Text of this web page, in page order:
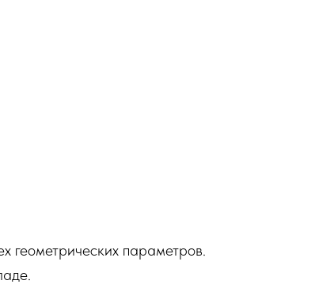
геометрических параметров.